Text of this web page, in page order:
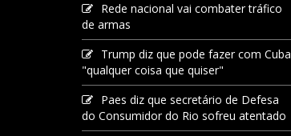
Rede nacional vai combater tráfico
de armas
Trump diz que pode fazer com Cuba
"qualquer coisa que quiser"
Paes diz que secretário de Defesa
do Consumidor do Rio sofreu atentado